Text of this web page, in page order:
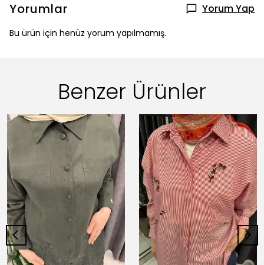
Yorumlar Yorum Yap
Bu ürün için henüz yorum yapılmamış.
Benzer Ürünler